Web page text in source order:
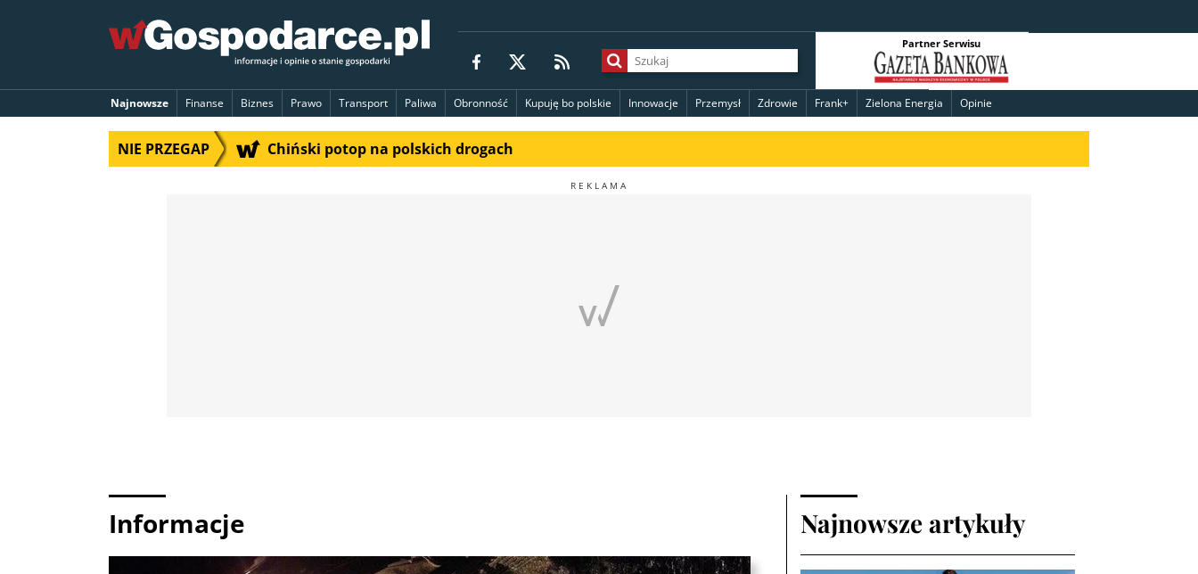
Partner Serwisu
Najnowsze Finanse Biznes Prawo Transport Paliwa Obronność Kupuję bo polskie Innowacje Przemysł Zdrowie Frank+ Zielona Energia Opinie
NIE PRZEGAP Chiński potop na polskich drogach
Informacje Najnowsze artykuły